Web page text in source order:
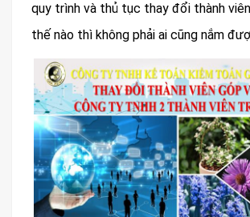
quy trình và thủ tục thay đổi thành
thế nào thì không phải ai cũng nắm